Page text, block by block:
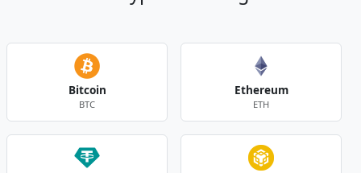
Bitcoin
BTC
Ethereum
ETH